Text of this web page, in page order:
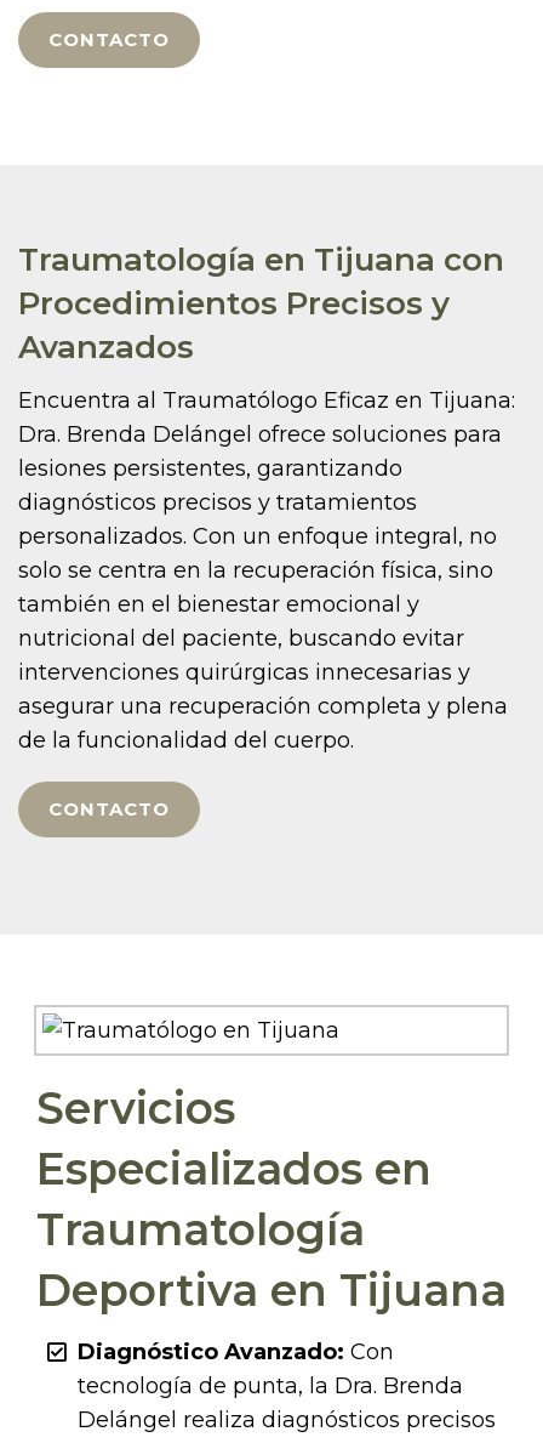
CONTACTO
Traumatología en Tijuana con
Procedimientos Precisos y
Avanzados
Encuentra al Traumatólogo Eficaz en Tijuana:
Dra. Brenda Delángel ofrece soluciones para
lesiones persistentes, garantizando
diagnósticos precisos y tratamientos
personalizados. Con un enfoque integral, no
solo se centra en la recuperación física, sino
también en el bienestar emocional y
nutricional del paciente, buscando evitar
intervenciones quirúrgicas innecesarias y
asegurar una recuperación completa y plena
de la funcionalidad del cuerpo.
CONTACTO
Servicios
Especializados en
Traumatología
Deportiva en Tijuana
Diagnóstico Avanzado: Con
tecnología de punta, la Dra. Brenda
Delángel realiza diagnósticos precisos